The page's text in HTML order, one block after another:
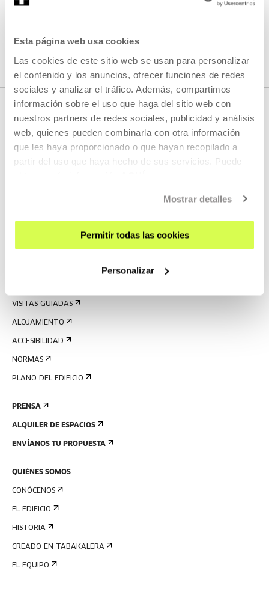
Esta página web usa cookies
Las cookies de este sitio web se usan para personalizar
el contenido y los anuncios, ofrecer funciones de redes
sociales y analizar el tráfico. Además, compartimos
información sobre el uso que haga del sitio web con
nuestros partners de redes sociales, publicidad y análisis
web, quienes pueden combinarla con otra información
que les haya proporcionado o que hayan recopilado a
partir del uso que haya hecho de sus servicios. Puede
Mostrar detalles
Permitir todas las cookies
Personalizar
AGENDA
VISÍTANOS
VISITAS GUIADAS
ALOJAMIENTO
ACCESIBILIDAD
NORMAS
PLANO DEL EDIFICIO
PRENSA
ALQUILER DE ESPACIOS
ENVÍANOS TU PROPUESTA
QUIÉNES SOMOS
CONÓCENOS
EL EDIFICIO
HISTORIA
CREADO EN TABAKALERA
EL EQUIPO